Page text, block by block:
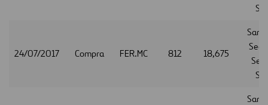
24/07/2017 Compra FER.MC 812 18,675